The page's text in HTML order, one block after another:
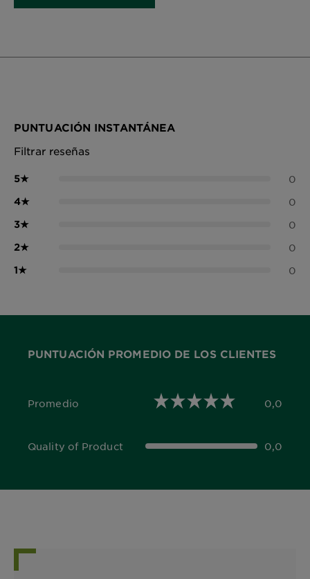
PUNTUACIÓN INSTANTÁNEA
Filtrar reseñas
5★ 0
4★ 0
3★ 0
2★ 0
1★ 0
PUNTUACIÓN PROMEDIO DE LOS CLIENTES
Promedio
0,0 out of 5 stars 0,0
Quality of Product
0,0 out of 5 stars 0,0